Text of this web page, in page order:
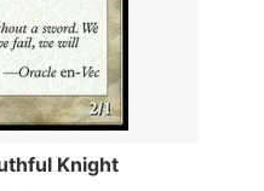
Knight